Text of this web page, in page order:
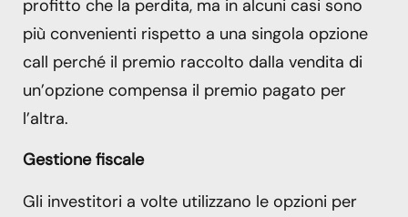
profitto che la perdita, ma in alcuni casi sono
più convenienti rispetto a una singola opzione
call perché il premio raccolto dalla vendita di
un’opzione compensa il premio pagato per
l’altra.
Gestione fiscale
Gli investitori a volte utilizzano le opzioni per